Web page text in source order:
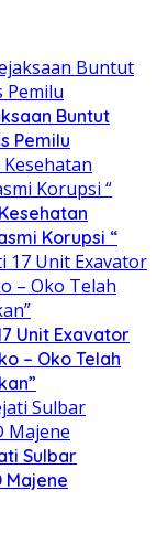
Buntut
Pemilu
Korupsi “
Unit Exavator
– Oko Telah
Sulbar
Majene